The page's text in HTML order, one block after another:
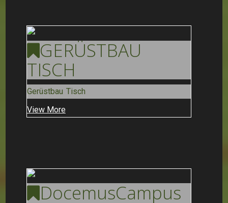
GERÜSTBAU
TISCH
Gerüstbau Tisch
View More
DocemusCampus